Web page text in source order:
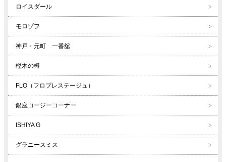
ロイスダール
モロゾフ
神戸・元町 一番舘
樫木の樽
FLO（フロプレステージュ）
銀座コージーコーナー
ISHIYA G
グラニースミス